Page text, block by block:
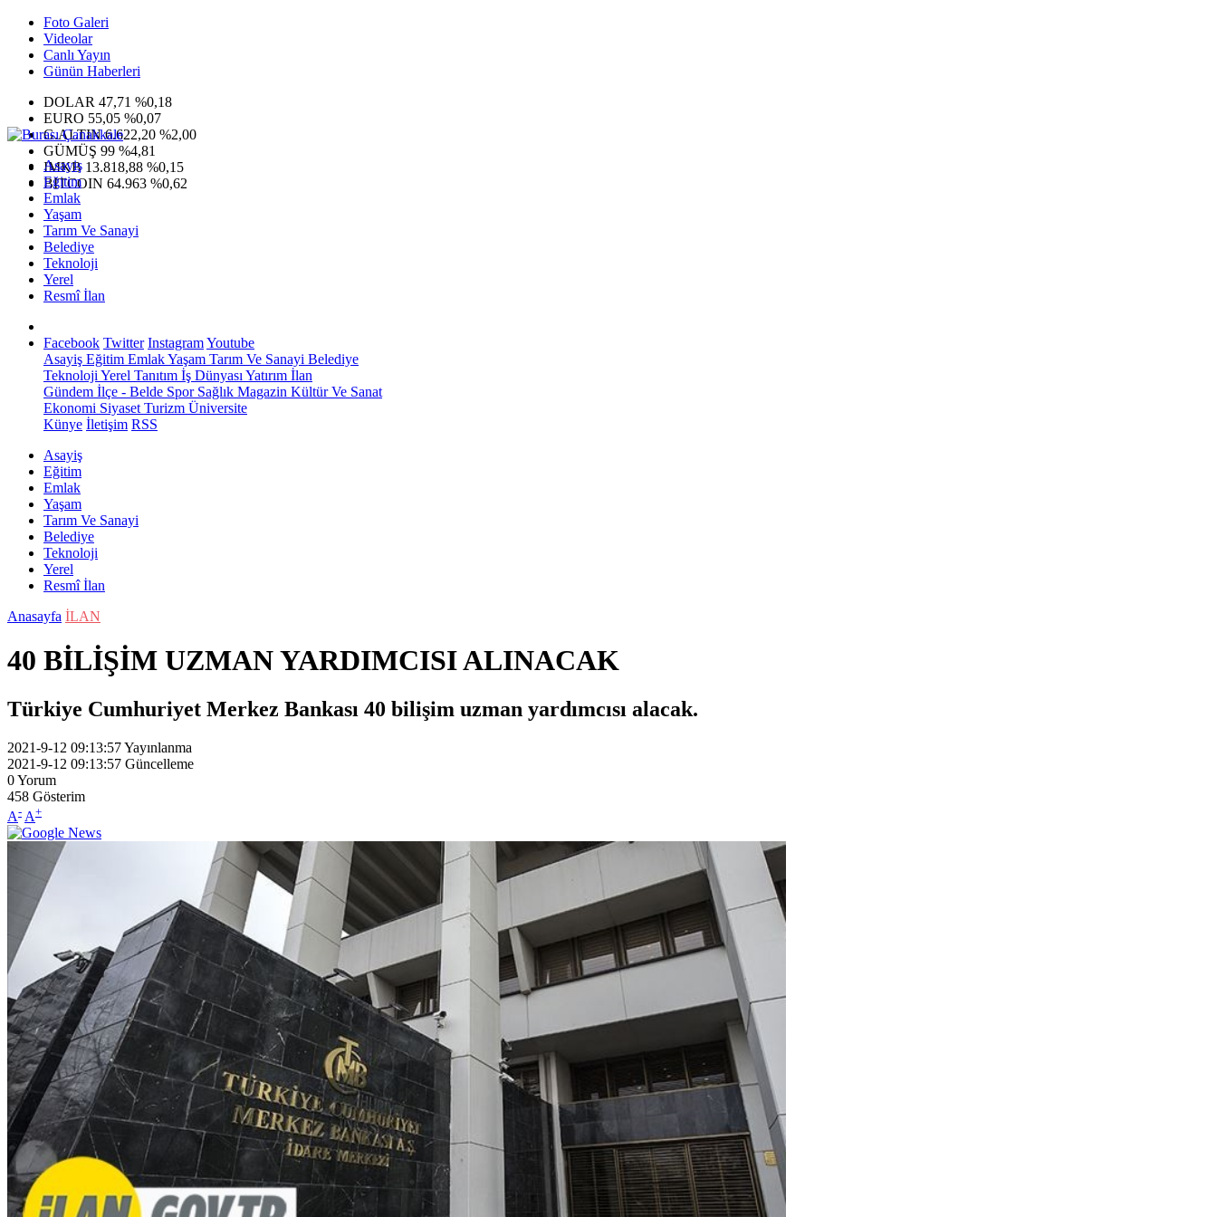
Foto Galeri
Videolar
Canlı Yayın
Günün Haberleri
DOLAR 47,71 %0,18
EURO 55,05 %0,07
G.ALTIN6.622,20 %2,00
GÜMÜŞ 99 %4,81
IMKB 13.818,88 %0,15
BITCOIN 64.963 %0,62
Asayiş
Eğitim
Emlak
Yaşam
Tarım Ve Sanayi
Belediye
Teknoloji
Yerel
Resmî İlan
Facebook Twitter InstagramYoutube
Asayiş Eğitim EmlakYaşam Tarım Ve Sanayi Belediye
Teknoloji Yerel Tanıtım İş Dünyası Yatırım İlan
Gündem İlçe - Belde SporSağlık Magazin Kültür Ve Sanat
Ekonomi Siyaset Turizm Üniversite
Künye İletişim RSS
Asayiş
Eğitim
Emlak
Yaşam
Tarım Ve Sanayi
Belediye
Teknoloji
Yerel
Resmî İlan
Anasayfa İLAN
40 BİLİŞİM UZMAN YARDIMCISI ALINACAK
Türkiye Cumhuriyet Merkez Bankası 40 bilişim uzman yardımcısı alacak.
2021-9-12 09:13:57Yayınlanma
2021-9-12 09:13:57 Güncelleme
0Yorum
458 Gösterim
A- A+